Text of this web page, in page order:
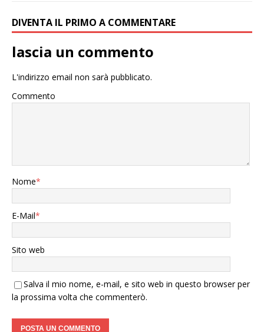
DIVENTA IL PRIMO A COMMENTARE
lascia un commento
L'indirizzo email non sarà pubblicato.
Commento
Nome*
E-Mail*
Sito web
Salva il mio nome, e-mail, e sito web in questo browser per
la prossima volta che commenterò.